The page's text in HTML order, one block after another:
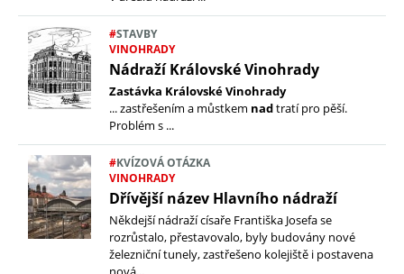
e on e on e on by e- page
#STAVBY
VINOHRADY
Nádraží Královské Vinohrady
Zastávka Královské Vinohrady
... zastřešením a můstkem nadtratí pro pěší.
Problém s ...
#KVÍZOVÁ OTÁZKA
VINOHRADY
Dřívější název Hlavního nádraží
Někdejší nádraží císaře Františka Josefa se
rozrůstalo, přestavovalo, byly budovány nové
železniční tunely, zastřešeno kolejiště i postavena